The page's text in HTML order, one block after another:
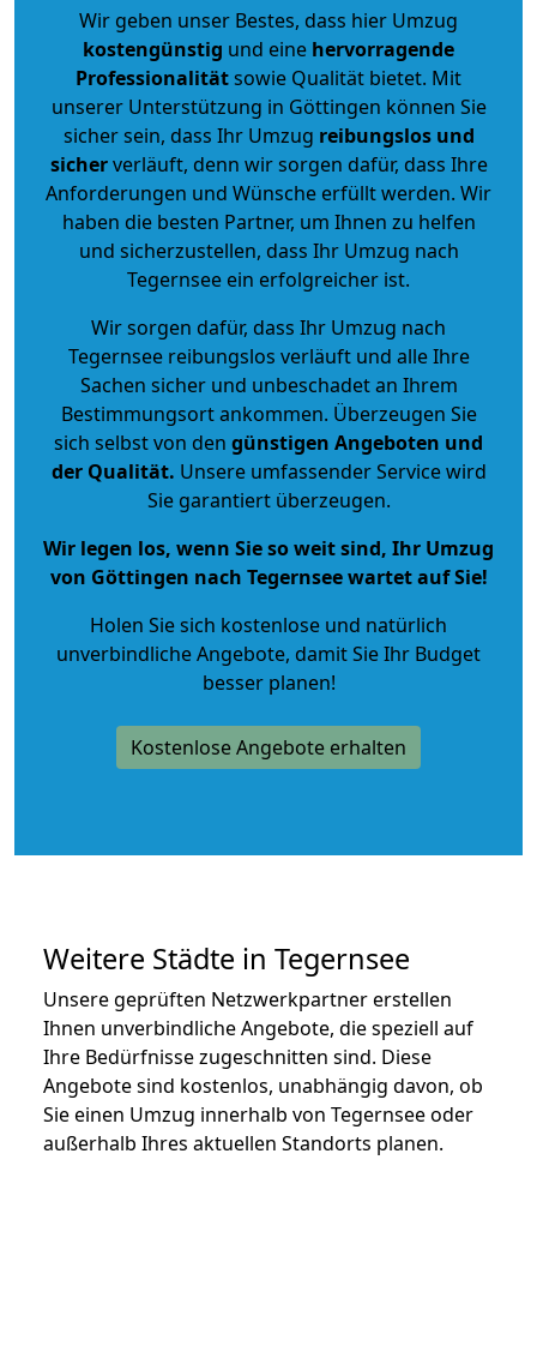
Wir geben unser Bestes, dass hier Umzug
kostengünstig und eine hervorragende
Professionalitätsowie Qualität bietet. Mit
unserer Unterstützung in Göttingen können Sie
sicher sein, dass Ihr Umzug reibungslos und
sicherverläuft, denn wir sorgen dafür, dass Ihre
Anforderungen und Wünsche erfüllt werden. Wir
haben die besten Partner, um Ihnen zu helfen
und sicherzustellen, dass Ihr Umzug nach
Tegernsee ein erfolgreicher ist.
Wir sorgen dafür, dass Ihr Umzug nach
Tegernsee reibungslos verläuft und alle Ihre
Sachen sicher und unbeschadet an Ihrem
Bestimmungsort ankommen. Überzeugen Sie
sich selbst von den günstigen Angeboten und
der Qualität. Unsere umfassender Service wird
Sie garantiert überzeugen.
Wir legen los, wenn Sie so weit sind, Ihr Umzug
von Göttingen nach Tegernsee wartet auf Sie!
Holen Sie sich kostenlose und natürlich
unverbindliche Angebote, damit Sie Ihr Budget
besser planen!
Kostenlose Angebote erhalten
Weitere Städte in Tegernsee
Unsere geprüften Netzwerkpartner erstellen
Ihnen unverbindliche Angebote, die speziell auf
Ihre Bedürfnisse zugeschnitten sind. Diese
Angebote sind kostenlos, unabhängig davon, ob
Sie einen Umzug innerhalb von Tegernsee oder
außerhalb Ihres aktuellen Standorts planen.